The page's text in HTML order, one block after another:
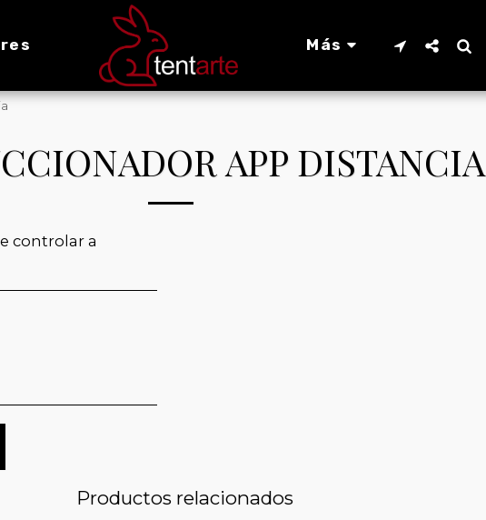
Más
APP DISTANCIA
controlar a
Productos relacionados